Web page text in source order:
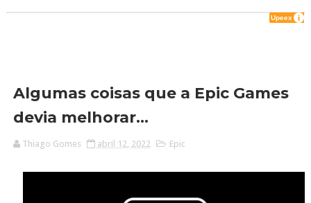
Algumas coisas que a Epic Games
devia melhorar...
Thiago Gomes abril 12, 2022 Epic